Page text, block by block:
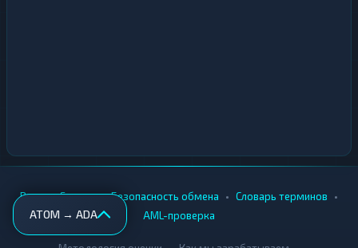
ATOM → ADA
Вики • Города • Безопасность обмена • Словарь терминов •
AML-проверка